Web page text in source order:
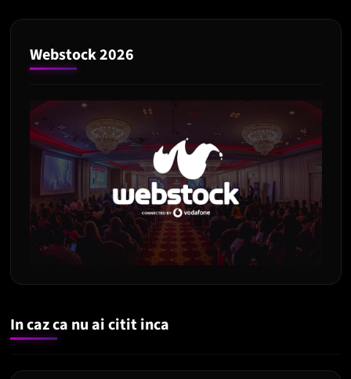
Webstock 2026
In caz ca nu ai citit inca